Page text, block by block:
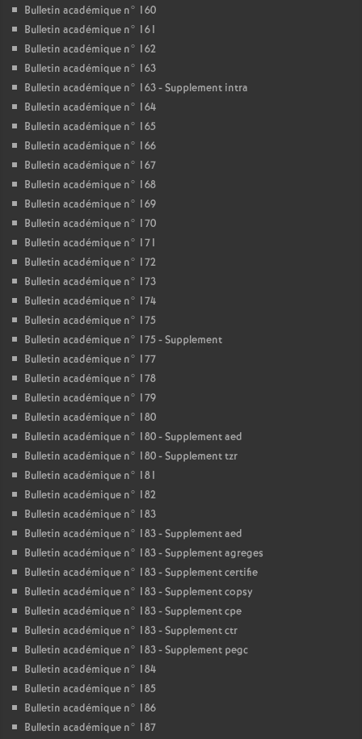
Bulletin académique n° 160
Bulletin académique n° 161
Bulletin académique n° 162
Bulletin académique n° 163
Bulletin académique n° 163 - Supplement intra
Bulletin académique n° 164
Bulletin académique n° 165
Bulletin académique n° 166
Bulletin académique n° 167
Bulletin académique n° 168
Bulletin académique n° 169
Bulletin académique n° 170
Bulletin académique n° 171
Bulletin académique n° 172
Bulletin académique n° 173
Bulletin académique n° 174
Bulletin académique n° 175
Bulletin académique n° 175 - Supplement
Bulletin académique n° 177
Bulletin académique n° 178
Bulletin académique n° 179
Bulletin académique n° 180
Bulletin académique n° 180 - Supplement aed
Bulletin académique n° 180 - Supplement tzr
Bulletin académique n° 181
Bulletin académique n° 182
Bulletin académique n° 183
Bulletin académique n° 183 - Supplement aed
Bulletin académique n° 183 - Supplement agreges
Bulletin académique n° 183 - Supplement certifie
Bulletin académique n° 183 - Supplement copsy
Bulletin académique n° 183 - Supplement cpe
Bulletin académique n° 183 - Supplement ctr
Bulletin académique n° 183 - Supplement pegc
Bulletin académique n° 184
Bulletin académique n° 185
Bulletin académique n° 186
Bulletin académique n° 187